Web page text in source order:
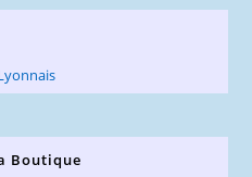
Boutique